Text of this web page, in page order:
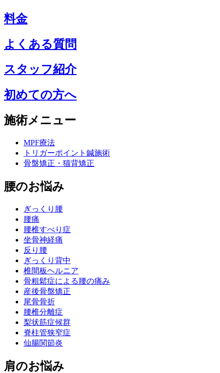
料金
よくある質問
スタッフ紹介
初めての方へ
施術メニュー
MPF療法
トリガーポイント鍼施術
骨盤矯正・猫背矯正
腰のお悩み
ぎっくり腰
腰痛
腰椎すべり症
坐骨神経痛
反り腰
ぎっくり背中
椎間板ヘルニア
骨粗鬆症による腰の痛み
産後骨盤矯正
尾骨骨折
腰椎分離症
梨状筋症候群
脊柱管狭窄症
仙腸関節炎
肩のお悩み